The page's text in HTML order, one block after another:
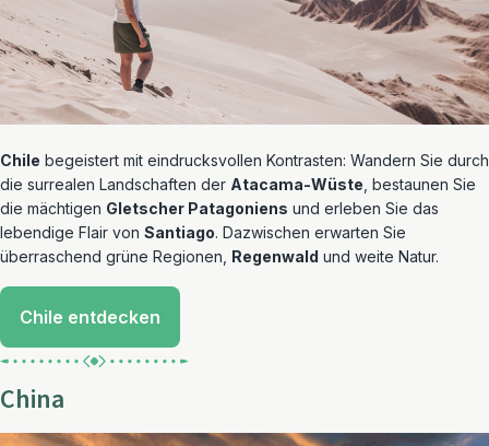
Chile begeistert mit eindrucksvollen Kontrasten: Wandern Sie durch
die surrealen Landschaften der Atacama-Wüste , bestaunen Sie
die mächtigen Gletscher Patagoniens und erleben Sie das
lebendige Flair von Santiago. Dazwischen erwarten Sie
überraschend grüne Regionen, Regenwald und weite Natur.
Chile entdecken
China